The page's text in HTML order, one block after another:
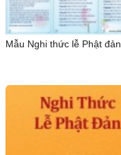
Mẫu Nghi thức lễ Phật đản